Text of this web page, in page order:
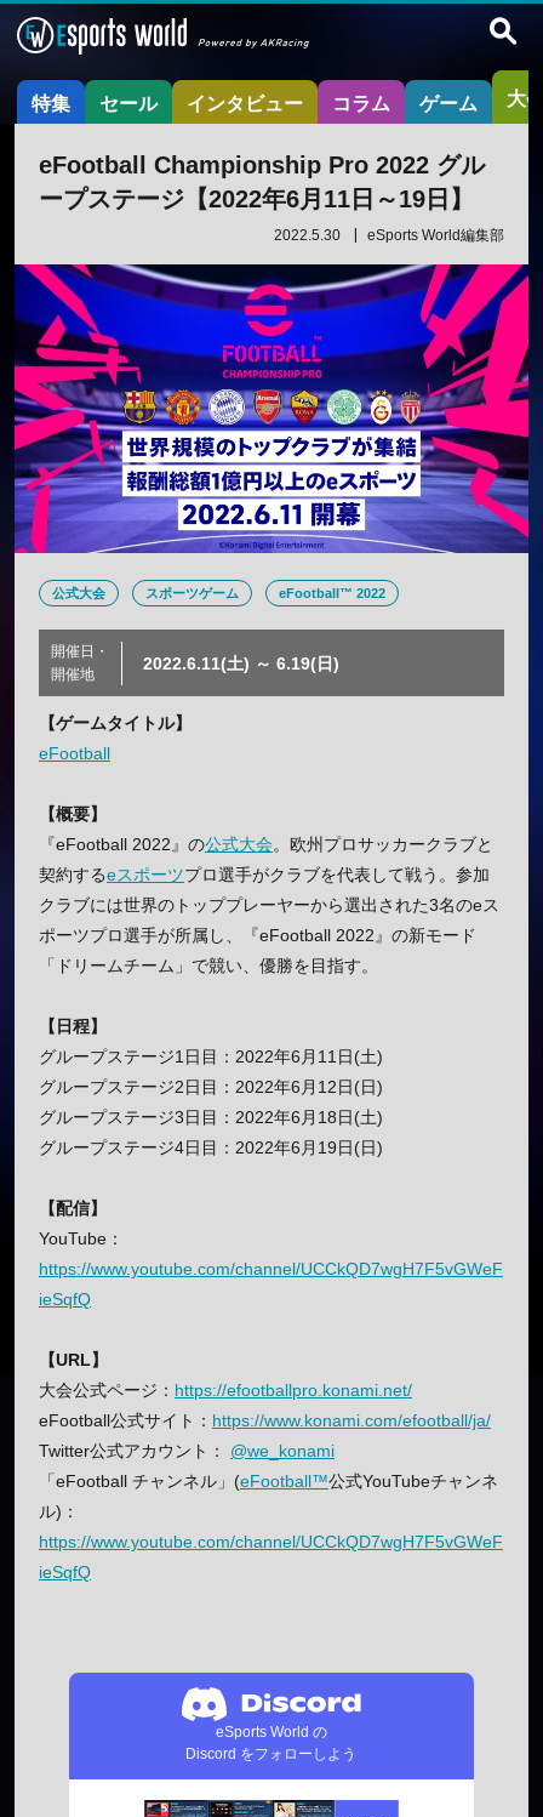
特集 セール インタビュー コラム ゲーム 大
eFootball Championship Pro 2022 グル
ープステージ【2022年6月11日～19日】
2022.5.30 eSports World編集部
公式大会 スポーツゲーム eFootball™ 2022
開催日・
開催地
2022.6.11(土) ～ 6.19(日)
【ゲームタイトル】
eFootball
【概要】
『eFootball 2022』の公式大会。欧州プロサッカークラブと
契約するeスポーツプロ選手がクラブを代表して戦う。参加
クラブには世界のトッププレーヤーから選出された3名のeス
ポーツプロ選手が所属し、『eFootball 2022』の新モード
「ドリームチーム」で競い、優勝を目指す。
【日程】
グループステージ1日目：2022年6月11日(土)
グループステージ2日目：2022年6月12日(日)
グループステージ3日目：2022年6月18日(土)
グループステージ4日目：2022年6月19日(日)
【配信】
YouTube：
https://www.youtube.com/channel/UCCkQD7wgH7F5vGWeF
ieSqfQ
【URL】
大会公式ページ： https://efootballpro.konami.net/
eFootball公式サイト： https://www.konami.com/efootball/ja/
Twitter公式アカウント： @we_konami
「eFootball チャンネル」(eFootball™公式YouTubeチャンネ
ル)：
https://www.youtube.com/channel/UCCkQD7wgH7F5vGWeF
ieSqfQ
eSports World の
Discord をフォローしよう